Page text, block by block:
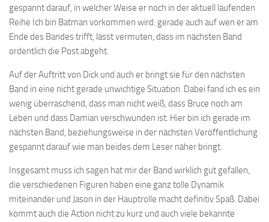
gespannt darauf, in welcher Weise er noch in der aktuell laufenden
Reihe Ich bin Batman vorkommen wird. gerade auch auf wen er am
Ende des Bandes trifft, lässt vermuten, dass im nächsten Band
ordentlich die Post abgeht.
Auf der Auftritt von Dick und auch er bringt sie für den nächsten
Band in eine nicht gerade unwichtige Situation. Dabei fand ich es ein
wenig überraschend, dass man nicht weiß, dass Bruce noch am
Leben und dass Damian verschwunden ist. Hier bin ich gerade im
nächsten Band, beziehungsweise in der nächsten Veröffentlichung
gespannt darauf wie man beides dem Leser näher bringt.
Insgesamt muss ich sagen hat mir der Band wirklich gut gefallen,
die verschiedenen Figuren haben eine ganz tolle Dynamik
miteinander und Jason in der Hauptrolle macht definitiv Spaß. Dabei
kommt auch die Action nicht zu kurz und auch viele bekannte